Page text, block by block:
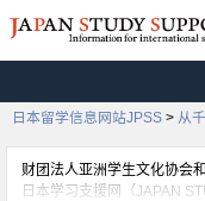
日本留学信息网站JPSS > 从
财团法人亚洲学生文化协会
日本学习支援网（JAPAN